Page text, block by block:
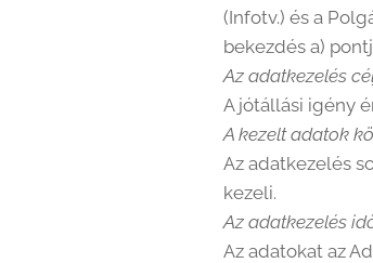
(Infotv.) és a
bekezdés a)
Az adatkezelés
A jótállási igény
A kezelt adatok
Az adatkezelés
kezeli.
Az adatkezelés
Az adatokat az